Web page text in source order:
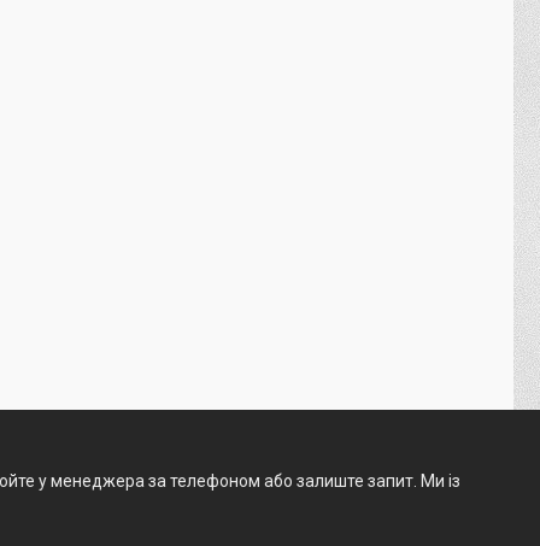
у менеджера за телефоном або залиште запит. Ми із